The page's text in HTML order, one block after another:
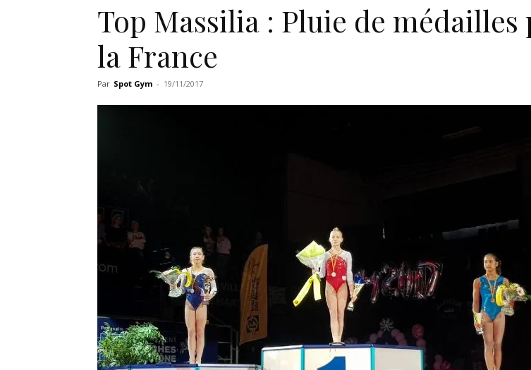
Top Massilia : Pluie de médailles
la France
Par Spot Gym - 19/11/2017